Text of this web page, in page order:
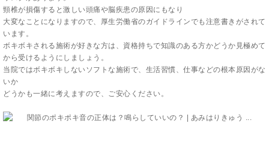
頸椎が損傷すると激しい頭痛や脳疾患の原因にもなり
大変なことになりますので、厚生労働省のガイドラインでも注意書きがされて
います。
ボキボキされる施術が好きな方は、資格持ちで知識のある方かどうか見極めて
から受けるようにしましょう。
当院ではボキボキしないソフトな施術で、生活習慣、仕事などの根本原因がな
いか
どうかも一緒に考えますので、ご安心ください。